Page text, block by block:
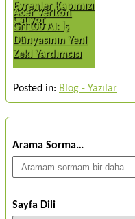
Evrenler Kapımızı
Çalıyor
Acer Veriton
GN100 AI: İş
Dünyasının Yeni
Zeki Yardımcısı
Posted in: Blog - Yazılar
Arama Sorma…
Sayfa Dili